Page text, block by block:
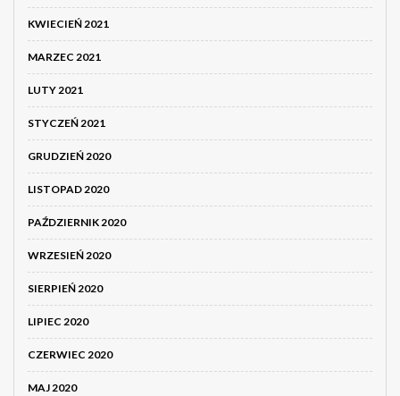
KWIECIEŃ 2021
MARZEC 2021
LUTY 2021
STYCZEŃ 2021
GRUDZIEŃ 2020
LISTOPAD 2020
PAŹDZIERNIK 2020
WRZESIEŃ 2020
SIERPIEŃ 2020
LIPIEC 2020
CZERWIEC 2020
MAJ 2020